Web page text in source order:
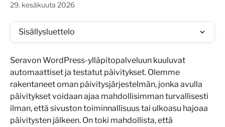
29. kesäkuuta 2026
Sisällysluettelo
Seravon WordPress-ylläpitopalveluun kuuluvat
automaattiset ja testatut päivitykset. Olemme
rakentaneet oman päivitysjärjestelmän, jonka avulla
päivitykset voidaan ajaa mahdollisimman turvallisesti
ilman, että sivuston toiminnallisuus tai ulkoasu hajoaa
päivitysten jälkeen. On toki mahdollista, että